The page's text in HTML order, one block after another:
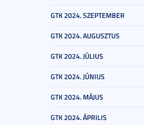
GTK 2024. SZEPTEMBER
GTK 2024. AUGUSZTUS
GTK 2024. JÚLIUS
GTK 2024. JÚNIUS
GTK 2024. MÁJUS
GTK 2024. ÁPRILIS